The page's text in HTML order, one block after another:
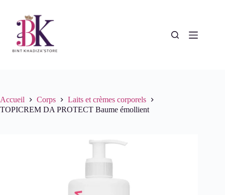
contenu
Accueil Corps
Laits et crèmes corporels
TOPICREM DA PROTECT Baume émollient